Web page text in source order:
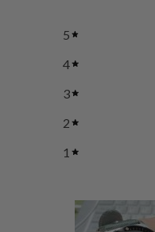
5
4
3
2
1